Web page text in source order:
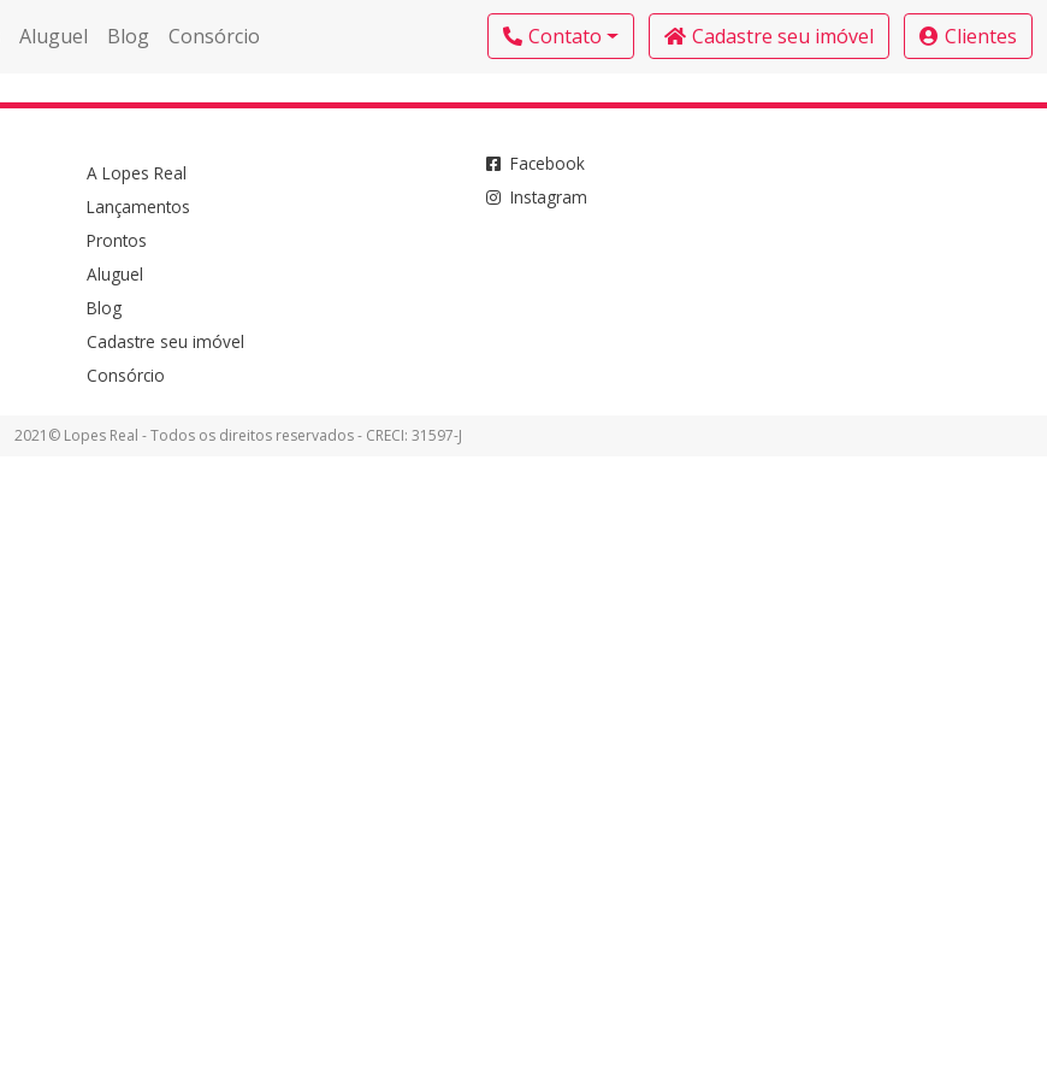
Aluguel Blog Consórcio Contato Cadastre seu imóvel
Clientes
A Lopes Real
Lançamentos
Prontos
Aluguel
Blog
Cadastre seu imóvel
Consórcio
Facebook
Instagram
2021© Lopes Real - Todos os direitos reservados - CRECI: 31597-J